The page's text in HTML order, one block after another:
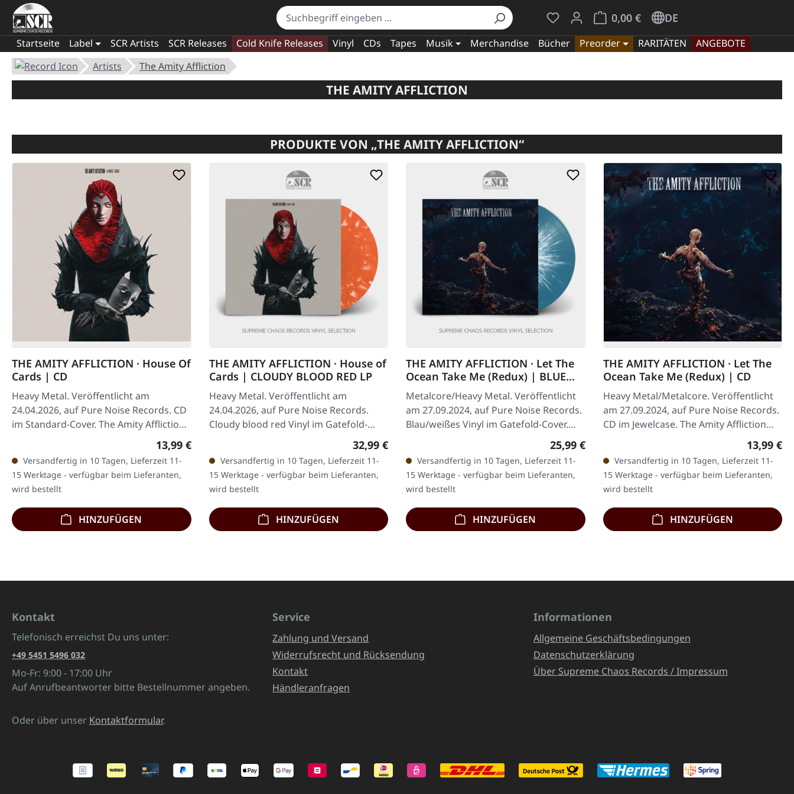
Du hast 0 Produkte auf dem Merkzettel
0,00 €
Warenkorb enthält 0 Positionen. Der
DE
Startseite Label SCR Artists SCR Releases Cold Knife Releases Vinyl CDs Tapes Musik Merchandise Bücher Preorder RARITÄTEN
ANGEBOTE
Artists
The Amity Affliction
THE AMITY AFFLICTION
PRODUKTE VON „THE AMITY AFFLICTION“
THE AMITY AFFLICTION · House Of
Cards | CD
Heavy Metal. Veröffentlicht am
24.04.2026, auf Pure Noise Records. CD
im Standard-Cover. The Amity Affliction
Regulärer Preis:
13,99 €
Versandfertig in 10 Tagen, Lieferzeit 11-
15 Werktage - verfügbar beim Lieferanten,
wird bestellt
HINZUFÜGEN
THE AMITY AFFLICTION · House of
Cards | CLOUDY BLOOD RED LP
Heavy Metal. Veröffentlicht am
24.04.2026, auf Pure Noise Records.
Cloudy blood red Vinyl im Gatefold-
Cover. The Amity Affliction kehren mitRegulärer Preis:
32,99 €
Versandfertig in 10 Tagen, Lieferzeit 11-
15 Werktage - verfügbar beim Lieferanten,
wird bestellt
HINZUFÜGEN
THE AMITY AFFLICTION · Let The
Ocean Take Me (Redux) | BLUE
WHITE LP
Metalcore/Heavy Metal. Veröffentlicht
am 27.09.2024, auf Pure Noise Records.
Blau/weißes Vinyl im Gatefold-Cover.
Regulärer Preis:
25,99 €
Versandfertig in 10 Tagen, Lieferzeit 11-
15 Werktage - verfügbar beim Lieferanten,
wird bestellt
HINZUFÜGEN
THE AMITY AFFLICTION · Let The
Ocean Take Me (Redux) | CD
Heavy Metal/Metalcore. Veröffentlicht
am 27.09.2024, auf Pure Noise Records.
CD im Jewelcase. The Amity Affliction
kehren mit einer atemberaubenden…
13,99 €
Versandfertig in 10 Tagen, Lieferzeit 11-
15 Werktage - verfügbar beim Lieferanten,
wird bestellt
HINZUFÜGEN
Kontakt
Telefonisch erreichst Du uns unter:
+49 5451 5496 032
Mo-Fr: 9:00 - 17:00 Uhr
Auf Anrufbeantworter bitte Bestellnummer angeben.
Oder über unser Kontaktformular.
Service
Zahlung und Versand
Widerrufsrecht und Rücksendung
Kontakt
Händleranfragen
Informationen
Allgemeine Geschäftsbedingungen
Datenschutzerklärung
Über Supreme Chaos Records / Impressum